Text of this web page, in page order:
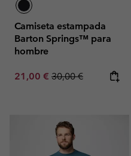
Camiseta estampada
Barton Springs™ para
hombre
Sale price:
21,00 € Regular price:
30,00 €